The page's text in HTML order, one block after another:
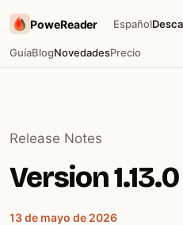
PoweReader
GuíaBlogNovedadesPrecio
Español
Release Notes
Version 1.13.0
13 de mayo de 2026